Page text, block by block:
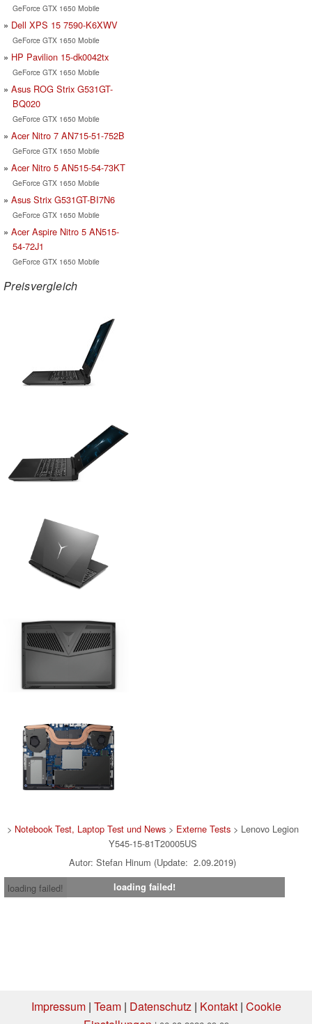
GeForce GTX 1650 Mobile
Dell XPS 15 7590-K6XWV
GeForce GTX 1650 Mobile
HP Pavilion 15-dk0042tx
GeForce GTX 1650 Mobile
Asus ROG Strix G531GT-
BQ020
GeForce GTX 1650 Mobile
Acer Nitro 7 AN715-51-752B
GeForce GTX 1650 Mobile
Acer Nitro 5 AN515-54-73KT
GeForce GTX 1650 Mobile
Asus Strix G531GT-BI7N6
GeForce GTX 1650 Mobile
Acer Aspire Nitro 5 AN515-
54-72J1
GeForce GTX 1650 Mobile
Preisvergleich
> Notebook Test, Laptop Test und News> Externe Tests> Lenovo Legion
Y545-15-81T20005US
Autor: Stefan Hinum (Update: 2.09.2019)
loading failed!
loading failed!
Impressum| Team| Datenschutz | Kontakt| Cookie